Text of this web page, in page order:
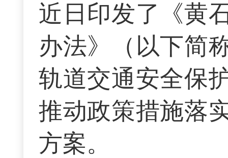
近日印发了《黄
办法》（以下简
轨道交通安全保
推动政策措施落
方案。